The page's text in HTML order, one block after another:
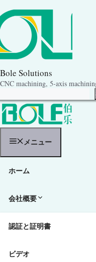
ン
テ
ツ
へ
ス
キ
ッ
Bole Solutions
CNC machining, 5-axis
メニュー
ホーム
会社概要
認証と証明書
ビデオ